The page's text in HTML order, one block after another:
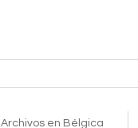
Archivos en Bélgica